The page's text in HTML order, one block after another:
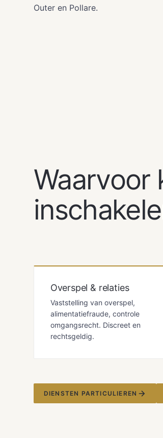
Outer en Pollare.
Waarvoor
Overspel & relaties
Vaststelling van overspel,
alimentatiefraude, controle
omgangsrecht. Discreet en
rechtsgeldig.
DIENSTEN PARTICULIEREN